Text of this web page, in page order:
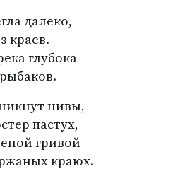
далеко,
краев.
глубока
нивы,
пастух,
гривой
краюх.